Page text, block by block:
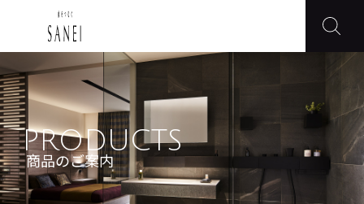
PRODUCTS
商品のご案内